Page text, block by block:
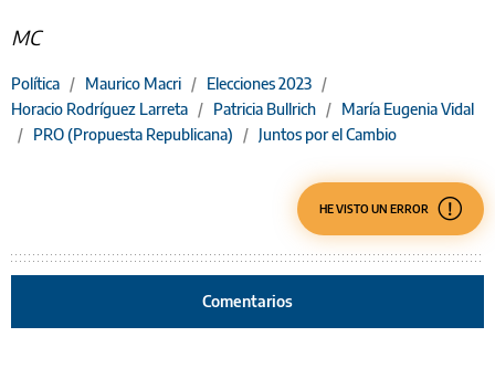
MC
Política / Maurico Macri / Elecciones 2023 /
Horacio Rodríguez Larreta / Patricia Bullrich / María Eugenia Vidal
/ PRO (Propuesta Republicana) / Juntos por el Cambio
HE VISTO UN ERROR
Comentarios